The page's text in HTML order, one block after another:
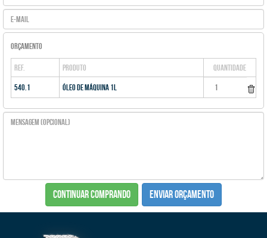
ORÇAMENTO
REF. PRODUTO QUANTIDADE
540.1 Óleo de Máquina 1L
CONTINUAR COMPRANDO ENVIAR ORÇAMENTO